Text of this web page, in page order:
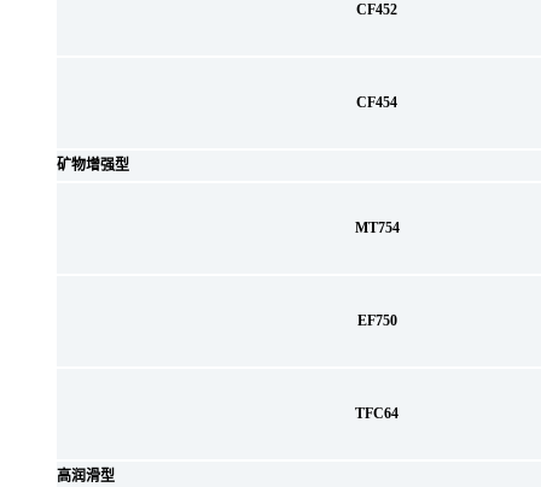
CF452
CF454
矿物增强型
MT754
EF750
TFC64
高润滑型